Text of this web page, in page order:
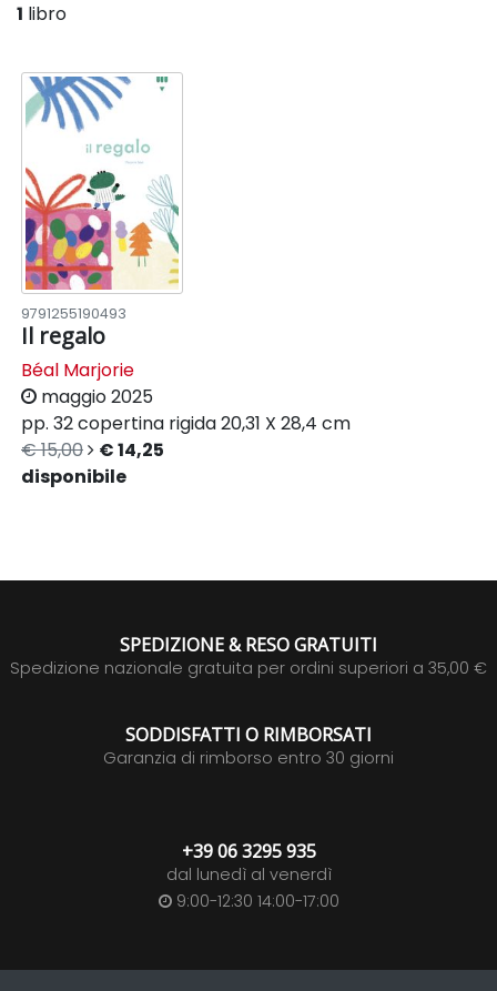
1 libro
9791255190493
Il regalo
Béal Marjorie
maggio 2025
pp. 32copertina rigida20,31 X 28,4 cm
€ 15,00
€ 14,25
disponibile
SPEDIZIONE & RESO GRATUITI
Spedizione nazionale gratuita per ordini superiori a 35,00 €
SODDISFATTI O RIMBORSATI
Garanzia di rimborso entro 30 giorni
+39 06 3295 935
dal lunedì al venerdì
9:00-12:30 14:00-17:00